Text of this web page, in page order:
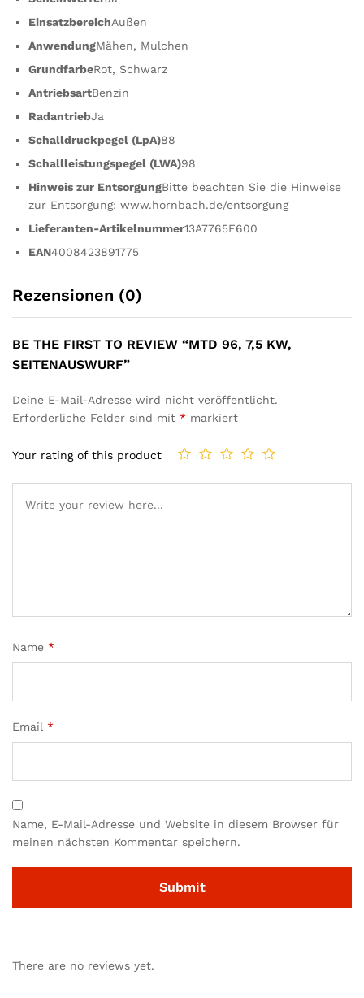
EinsatzbereichAußen
AnwendungMähen, Mulchen
GrundfarbeRot, Schwarz
AntriebsartBenzin
RadantriebJa
Schalldruckpegel (LpA)88
Schallleistungspegel (LWA)98
Hinweis zur EntsorgungBitte beachten Sie die Hinweise
zur Entsorgung: www.hornbach.de/entsorgung
Lieferanten-Artikelnummer13A7765F600
EAN4008423891775
Rezensionen (0)
BE THE FIRST TO REVIEW “MTD 96, 7,5 KW,
SEITENAUSWURF”
Deine E-Mail-Adresse wird nicht veröffentlicht.
Erforderliche Felder sind mit * markiert
Your rating of this product
Name *
Email *
Name, E-Mail-Adresse und Website in diesem Browser für
meinen nächsten Kommentar speichern.
There are no reviews yet.